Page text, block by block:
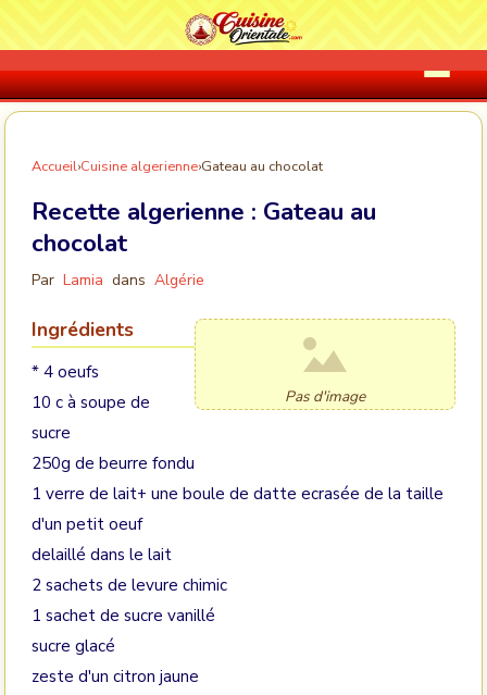
Accueil›Cuisine algerienne›Gateau au chocolat
Recette algerienne : Gateau au
chocolat
Par Lamia dans Algérie
Pas d'image
Ingrédients
* 4 oeufs
10 c à soupe de
sucre
250g de beurre fondu
1 verre de lait+ une boule de datte ecrasée de la taille
d'un petit oeuf
delaillé dans le lait
2 sachets de levure chimic
1 sachet de sucre vanillé
sucre glacé
zeste d'un citron jaune